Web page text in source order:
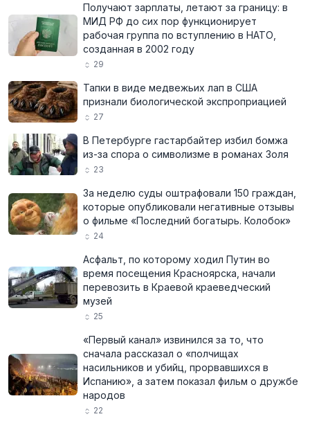
Получают зарплаты, летают за границу: в
МИД РФ до сих пор функционирует
рабочая группа по вступлению в НАТО,
созданная в 2002 году
29
Тапки в виде медвежьих лап в США
признали биологической экспроприацией
27
В Петербурге гастарбайтер избил бомжа
из-за спора о символизме в романах Золя
23
За неделю суды оштрафовали 150 граждан,
которые опубликовали негативные отзывы
о фильме «Последний богатырь. Колобок»
24
Асфальт, по которому ходил Путин во
время посещения Красноярска, начали
перевозить в Краевой краеведческий
музей
25
«Первый канал» извинился за то, что
сначала рассказал о «полчищах
насильников и убийц, прорвавшихся в
Испанию», а затем показал фильм о дружбе
народов
22